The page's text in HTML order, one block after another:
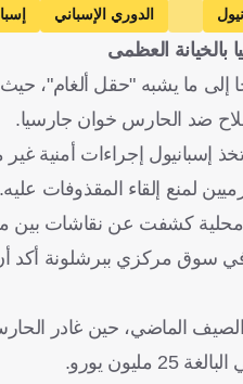
الدوري الإسباني
العظمى
إلى ما يشبه "حقل ألغام"،
ضد الحارس خوان جارسيا.
اتخذ إسبانيول إجراءات
لمنع إلقاء المقذوفات عليه.
محلية كشفت عن نقاشات
سوق مركزي ببرشلونة أكد
يورو.